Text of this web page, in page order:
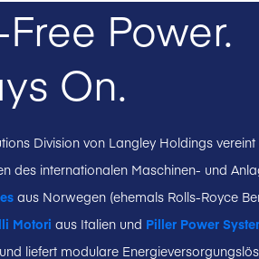
Power.
On.
Division von Langley Holdings
des internationalen Maschinen- und
aus Norwegen (ehemals Rolls-Royce
Motori aus Italien und Piller Power
liefert modulare